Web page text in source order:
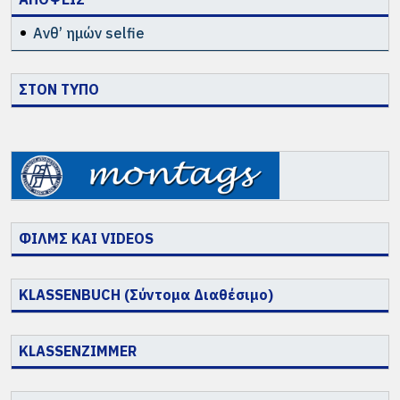
Ανθ’ ημών selfie
ΣΤΟΝ ΤΥΠΟ
ΦΙΛΜΣ ΚΑΙ VIDEOS
KLASSENBUCH (Σύντομα Διαθέσιμο)
KLASSENZIMMER